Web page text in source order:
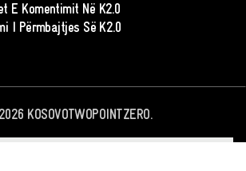
E Komentimit Në K2.0
I Përmbajtjes Së K2.0
2026KOSOVOTWOPOINTZERO.